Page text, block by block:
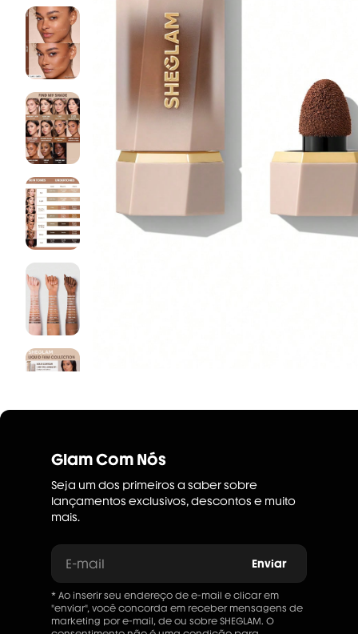
Glam Com Nós
Seja um dos primeiros a saber sobre
lançamentos exclusivos, descontos e muito
mais.
E-mail Enviar
* Ao inserir seu endereço de e-mail e clicar em
"enviar", você concorda em receber mensagens de
marketing por e-mail, de ou sobre SHEGLAM. O